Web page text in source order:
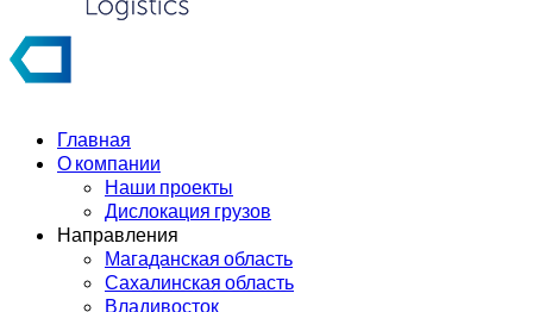
Главная
О компании
Наши проекты
Дислокация грузов
Направления
Магаданская область
Сахалинская область
Владивосток